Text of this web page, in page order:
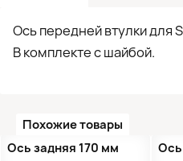
Ось передней втулки для
В комплекте с шайбой.
Похожие товары
Ось задняя 170 мм
Ось